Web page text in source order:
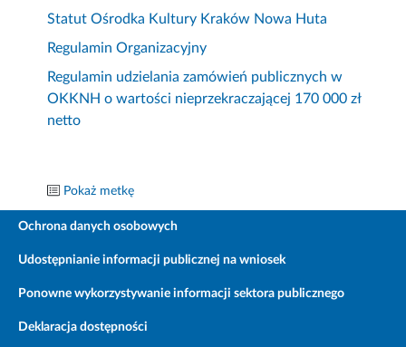
Statut Ośrodka Kultury Kraków Nowa Huta
Regulamin Organizacyjny
Regulamin udzielania zamówień publicznych w
OKKNH o wartości nieprzekraczającej 170 000 zł
netto
Pokaż metkę
Ochrona danych osobowych
Udostępnianie informacji publicznej na wniosek
Ponowne wykorzystywanie informacji sektora publicznego
Deklaracja dostępności